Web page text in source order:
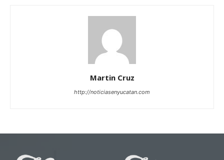
Martin Cruz
http://noticiasenyucatan.com